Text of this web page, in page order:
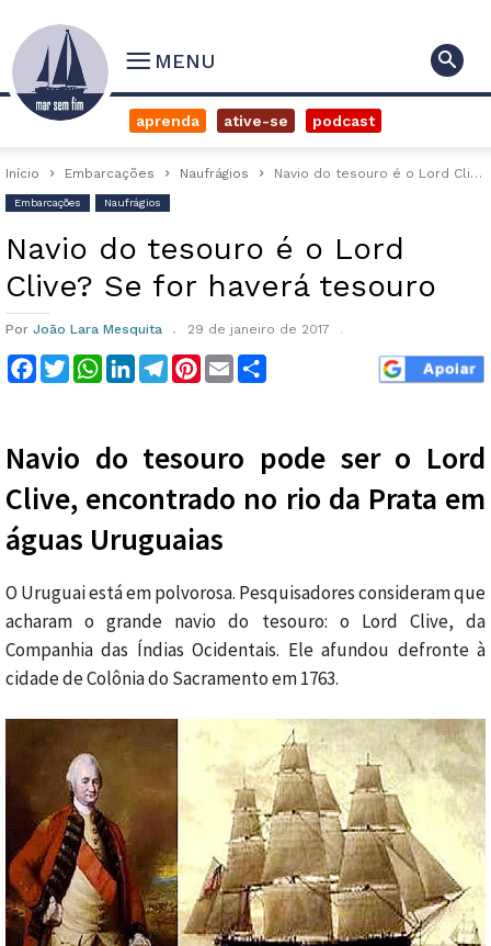
MENU
aprenda ative-se podcast
Início Embarcações Naufrágios Navio do tesouro é o Lord Clive? Se for haverá tesouro
Embarcações Naufrágios
Navio do tesouro é o Lord
Clive? Se for haverá tesouro
Por João Lara Mesquita 29 de janeiro de 2017
Facebook
TwitterWhatsApp
LinkedInTelegram
Pinterest
Email
Navio do tesouro pode ser o Lord
Clive, encontrado no rio da Prata em
águas Uruguaias
O Uruguai está em polvorosa. Pesquisadores consideram que
acharam o grande navio do tesouro: o Lord Clive, da
Companhia das Índias Ocidentais. Ele afundou defronte à
cidade de Colônia do Sacramento em 1763.